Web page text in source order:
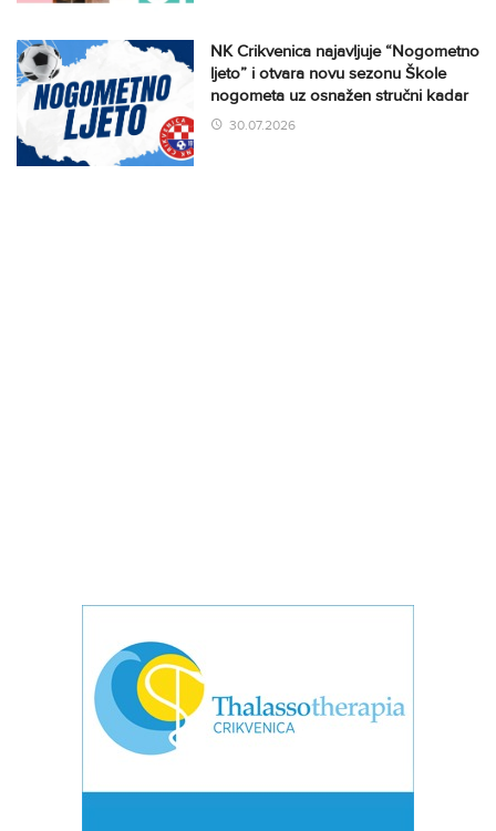
NK Crikvenica najavljuje “Nogometno
ljeto” i otvara novu sezonu Škole
nogometa uz osnažen stručni kadar
30.07.2026